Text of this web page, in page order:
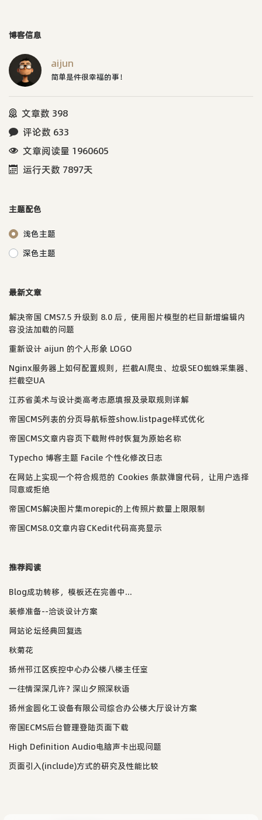
博客信息
aijun
简单是件很幸福的事！
文章数 398
评论数 633
文章阅读量 1960605
运行天数 7897天
主题配色
浅色主题
深色主题
最新文章
解决帝国 CMS7.5 升级到 8.0 后，使用图片模型的栏目新增编辑内
容没法加载的问题
重新设计 aijun 的个人形象 LOGO
Nginx服务器上如何配置规则，拦截AI爬虫、垃圾SEO蜘蛛采集器、
拦截空UA
江苏省美术与设计类高考志愿填报及录取规则详解
帝国CMS列表的分页导航标签show.listpage样式优化
帝国CMS文章内容页下载附件时恢复为原始名称
Typecho 博客主题 Facile 个性化修改日志
在网站上实现一个符合规范的 Cookies 条款弹窗代码，让用户选择
同意或拒绝
帝国CMS解决图片集morepic的上传照片数量上限限制
帝国CMS8.0文章内容CKedit代码高亮显示
推荐阅读
Blog成功转移，模板还在完善中...
装修准备--洽谈设计方案
网站论坛经典回复选
秋菊花
扬州邗江区疾控中心办公楼八楼主任室
一往情深深几许? 深山夕照深秋语
扬州金圆化工设备有限公司综合办公楼大厅设计方案
帝国ECMS后台管理登陆页面下载
High Definition Audio电脑声卡出现问题
页面引入(include)方式的研究及性能比较